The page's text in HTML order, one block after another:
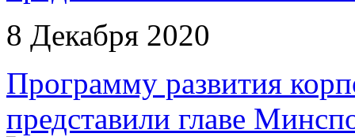
8 Декабря 2020
Программу развития
представили главе